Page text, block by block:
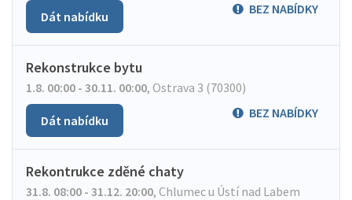
BEZ NABÍDKY
Dát nabídku
Rekonstrukce bytu
1.8. 00:00 - 30.11. 00:00, Ostrava 3 (70300)
BEZ NABÍDKY
Dát nabídku
Rekontrukce zděné chaty
31.8. 08:00 - 31.12. 20:00, Chlumec u Ústí nad Labem